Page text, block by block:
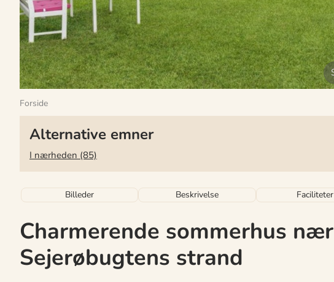
Forside
Alternative emner
I nærheden (85)
Billeder Beskrivelse Faciliteter
Charmerende sommerhus nær
Sejerøbugtens strand